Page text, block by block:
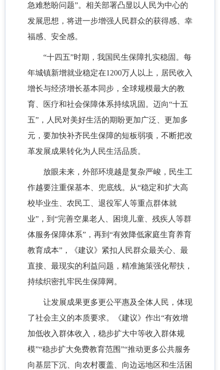
急难愁盼问题”。相关部署凸显以人民为中心的
发展思想，将进一步增强人民群众的获得感、幸
福感、安全感。
“十四五”时期，我国民生保障扎实稳固。每
年城镇新增就业稳定在1200万人以上，居民收入
增长与经济增长基本同步，全球规模最大的教
育、医疗和社会保障体系持续巩固。迈向“十五
五”，人民对美好生活的期盼更加广泛、更加多
元，要加快补齐民生保障的短板弱项，不断把改
革发展成果转化为人民生活品质。
放眼未来，外部环境越是复杂严峻，民生工
作越要注重保基本、兜底线。从“稳定和扩大高
校毕业生、农民工、退役军人等重点群体就
业”，到“完善空巢老人、困境儿童、残疾人等群
体服务保障体系”，再到“有效降低家庭生育养育
教育成本”，《建议》紧扣人民群众最关心、最
直接、最现实的利益问题，精准施策强化帮扶，
持续织密扎牢民生保障网。
让发展成果更多更公平惠及全体人民，体现
了社会主义的本质要求。《建议》作出“有效增
加低收入群体收入，稳步扩大中等收入群体规
模”“稳步扩大免费教育范围”“推动更多公共服务
向基层下沉、向农村覆盖、向边远地区和生活困